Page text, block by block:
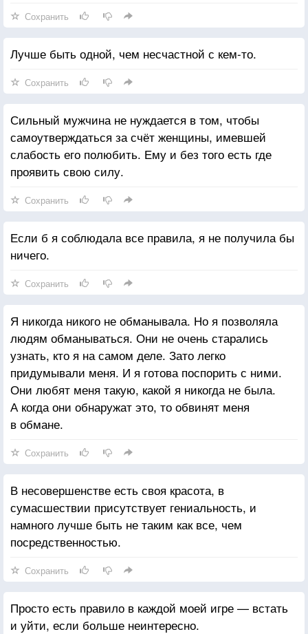
Сохранить
Лучше быть одной, чем несчастной с кем-то.
Сохранить
Сильный мужчина не нуждается в том, чтобы
самоутверждаться за счёт женщины, имевшей
слабость его полюбить. Ему и без того есть где
проявить свою силу.
Сохранить
Если б я соблюдала все правила, я не получила бы
ничего.
Сохранить
Я никогда никого не обманывала. Но я позволяла
людям обманываться. Они не очень старались
узнать, кто я на самом деле. Зато легко
придумывали меня. И я готова поспорить с ними.
Они любят меня такую, какой я никогда не была.
А когда они обнаружат это, то обвинят меня
в обмане.
Сохранить
В несовершенстве есть своя красота, в
сумасшествии присутствует гениальность, и
намного лучше быть не таким как все, чем
посредственностью.
Сохранить
Просто есть правило в каждой моей игре — встать
и уйти, если больше неинтересно.